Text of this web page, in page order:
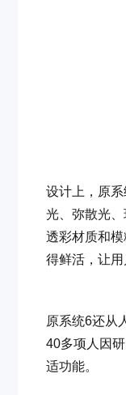
设计上，原
光、弥散光
透彩材质和
得鲜活，让
原系统6还从
40多项人因
适功能。